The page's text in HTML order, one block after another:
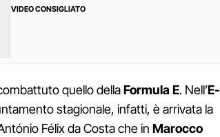
VIDEO CONSIGLIATO
quello dellaFormula E. Nell’E-
stagionale, infatti, è arrivata la
Félix da Costa che in Marocco